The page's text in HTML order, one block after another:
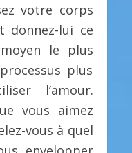
votre corps
donnez-lui ce
le plus
plus
l’amour.
vous aimez
vous à quel